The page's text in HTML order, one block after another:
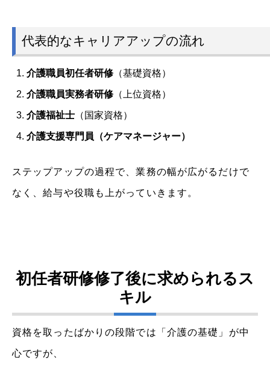
代表的なキャリアアップの流れ
介護職員初任者研修 （基礎資格）
介護職員実務者研修 （上位資格）
介護福祉士 （国家資格）
介護支援専門員（ケアマネージャー）
ステップアップの過程で、業務の幅が広がるだけで
なく、給与や役職も上がっていきます。
初任者研修修了後に求められるス
キル
資格を取ったばかりの段階では「介護の基礎」が中
心ですが、